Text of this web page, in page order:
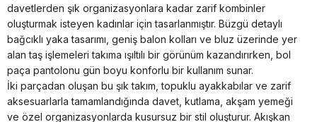
davetlerden şık organizasyonlara kadar zarif kombinler
oluşturmak isteyen kadınlar için tasarlanmıştır. Büzgü detaylı
bağcıklı yaka tasarımı, geniş balon kolları ve bluz üzerinde yer
alan taş işlemeleri takıma ışıltılı bir görünüm kazandırırken, bol
paça pantolonu gün boyu konforlu bir kullanım sunar.
İki parçadan oluşan bu şık takım, topuklu ayakkabılar ve zarif
aksesuarlarla tamamlandığında davet, kutlama, akşam yemeği
ve özel organizasyonlarda kusursuz bir stil oluşturur. Akışkan